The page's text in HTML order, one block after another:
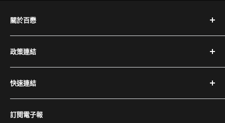
關於百懋
深耕台灣咖啡產業 30+ 年，代理全球頂尖咖啡設備品牌，
提供完整設備與專業維修服務。
電話：(02) 2504-1425
Email：service@cojaft.com.tw
政策連結
隱私權政策
退換貨與退款政策
運送政策
服務條款
快速連結
關於百懋
客戶案例
訂閱電子報